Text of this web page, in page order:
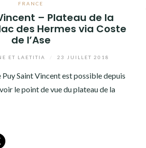
FRANCE
– Plateau de la
des Hermes via Coste
de l’Ase
ET LAETITIA 23 JUILLET 2018
Puy Saint Vincent est possible depuis
le point de vue du plateau de la